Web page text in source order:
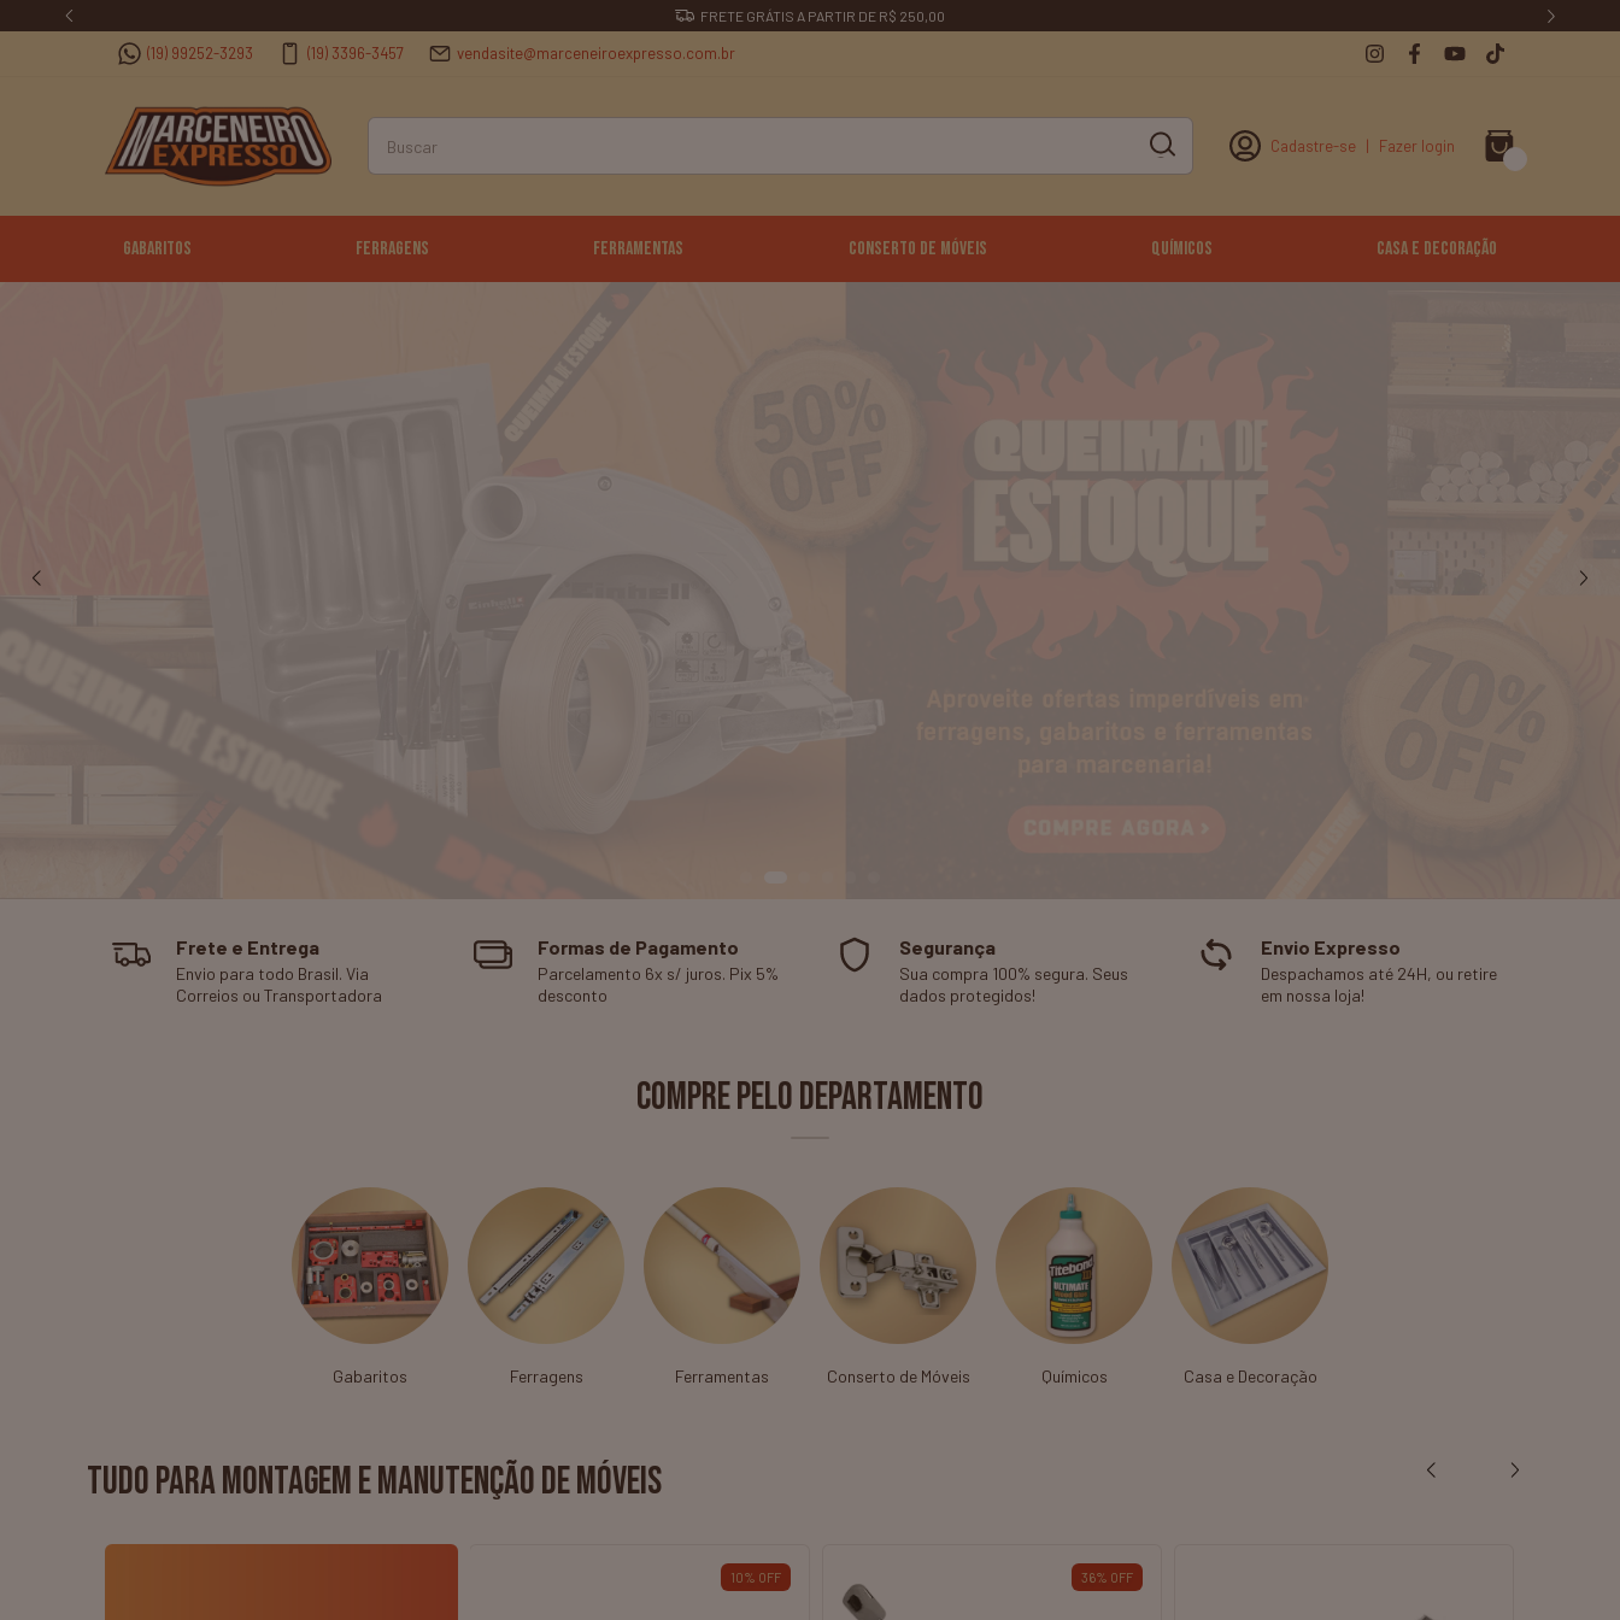
FRETE GRÁTIS A PARTIR DE R$ 250,00
(19) 99252-3293 (19) 3396-3457 vendasite@marceneiroexpresso.com.br
Cadastre-se | Fazer login
Gabaritos Ferragens Ferramentas Conserto de Móveis Químicos Casa e Decoração
Frete e Entrega
Envio para todo Brasil. Via
Correios ou Transportadora
Formas de Pagamento
Parcelamento 6x s/ juros. Pix 5%
desconto
Segurança
Sua compra 100% segura. Seus
dados protegidos!
Envio Expresso
Despachamos até 24H, ou retire
em nossa loja!
Compre pelo Departamento
Gabaritos Ferragens Ferramentas Conserto de Móveis Químicos Casa e Decoração
TUDO PARA MONTAGEM E MANUTENÇÃO DE MÓVEIS
25% OFF 25% OFF